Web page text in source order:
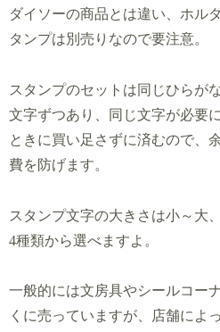
ダイソーの商品とは違い、ホル
タンプは別売りなので要注意。
スタンプのセットは同じひらが
文字ずつあり、同じ文字が必要
ときに買い足さずに済むので、
費を防げます。
スタンプ文字の大きさは小～大
4種類から選べますよ。
一般的には文房具やシールコー
くに売っていますが、店舗によ